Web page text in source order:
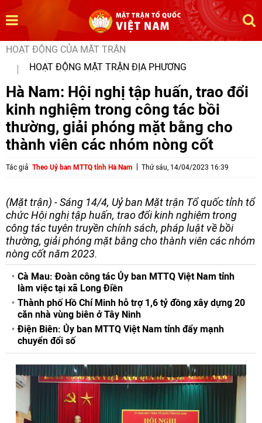
HOẠT ĐỘNG CỦA MẶT TRẬN
HOẠT ĐỘNG MẶT TRẬN ĐỊA PHƯƠNG
Hà Nam: Hội nghị tập huấn, trao đổi
kinh nghiệm trong công tác bồi
thường, giải phóng mặt bằng cho
thành viên các nhóm nòng cốt
Tác giả Theo Uỷ ban MTTQ tỉnh Hà Nam Thứ sáu, 14/04/2023 16:39
(Mặt trận) - Sáng 14/4, Uỷ ban Mặt trận Tổ quốc tỉnh tổ
chức Hội nghị tập huấn, trao đổi kinh nghiệm trong
công tác tuyên truyền chính sách, pháp luật về bồi
thường, giải phóng mặt bằng cho thành viên các nhóm
nòng cốt năm 2023.
Cà Mau: Đoàn công tác Ủy ban MTTQ Việt Nam tỉnh
làm việc tại xã Long Điền
Thành phố Hồ Chí Minh hỗ trợ 1,6 tỷ đồng xây dựng 20
căn nhà vùng biên ở Tây Ninh
Điện Biên: Ủy ban MTTQ Việt Nam tỉnh đẩy mạnh
chuyển đổi số